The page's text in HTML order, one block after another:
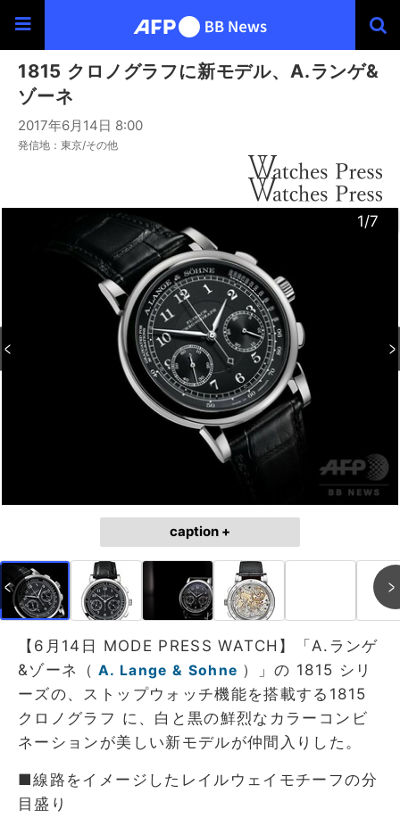
1815 クロノグラフに新モデル、A.ランゲ&
ゾーネ
2017年6月14日 8:00
発信地：東京/その他
1/7
2/7
3/7
4/7
5/7
6/7
7/7
caption +
【6月14日 MODE PRESS WATCH】「A.ランゲ
&ゾーネ（ A. Lange & Sohne ）」の 1815 シリ
ーズの、ストップウォッチ機能を搭載する1815
クロノグラフ に、白と黒の鮮烈なカラーコンビ
ネーションが美しい新モデルが仲間入りした。
■線路をイメージしたレイルウェイモチーフの分
目盛り